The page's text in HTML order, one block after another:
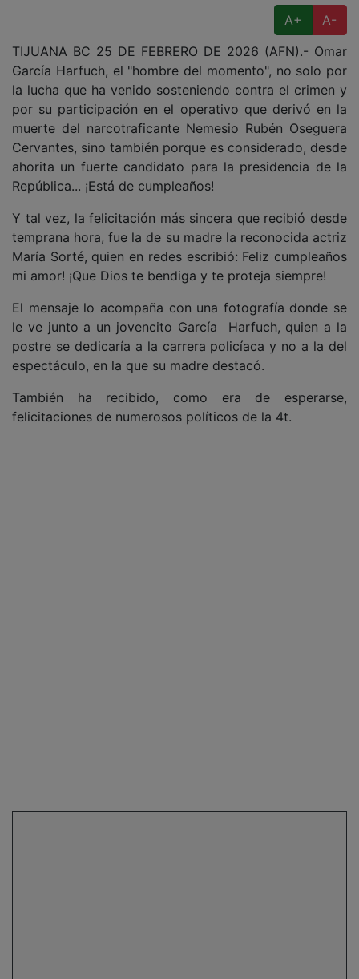
A+
A-
TIJUANA BC 25 DE FEBRERO DE 2026 (AFN).- Omar
García Harfuch, el "hombre del momento", no solo por
la lucha que ha venido sosteniendo contra el crimen y
por su participación en el operativo que derivó en la
muerte del narcotraficante Nemesio Rubén Oseguera
Cervantes, sino también porque es considerado, desde
ahorita un fuerte candidato para la presidencia de la
República... ¡Está de cumpleaños!
Y tal vez, la felicitación más sincera que recibió desde
temprana hora, fue la de su madre la reconocida actriz
María Sorté, quien en redes escribió: Feliz cumpleaños
mi amor! ¡Que Dios te bendiga y te proteja siempre!
El mensaje lo acompaña con una fotografía donde se
le ve junto a un jovencito García Harfuch, quien a la
postre se dedicaría a la carrera policíaca y no a la del
espectáculo, en la que su madre destacó.
También ha recibido, como era de esperarse,
felicitaciones de numerosos políticos de la 4t.